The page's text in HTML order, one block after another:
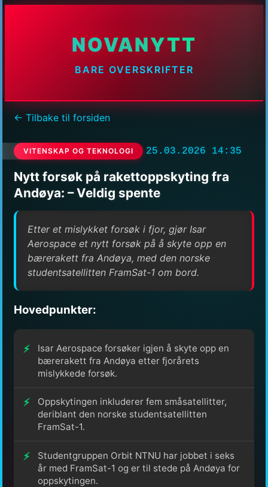
NOVANYTT
BARE OVERSKRIFTER
← Tilbake til forsiden
VITENSKAP OG TEKNOLOGI 25.03.2026 14:35
Nytt forsøk på rakettoppskyting fra
Andøya: – Veldig spente
Etter et mislykket forsøk i fjor, gjør Isar
Aerospace et nytt forsøk på å skyte opp en
bærerakett fra Andøya, med den norske
studentsatellitten FramSat-1 om bord.
Hovedpunkter:
Isar Aerospace forsøker igjen å skyte opp en
bærerakett fra Andøya etter fjorårets
mislykkede forsøk.
Oppskytingen inkluderer fem småsatellitter,
deriblant den norske studentsatellitten
FramSat-1.
Studentgruppen Orbit NTNU har jobbet i seks
år med FramSat-1 og er til stede på Andøya for
oppskytingen.